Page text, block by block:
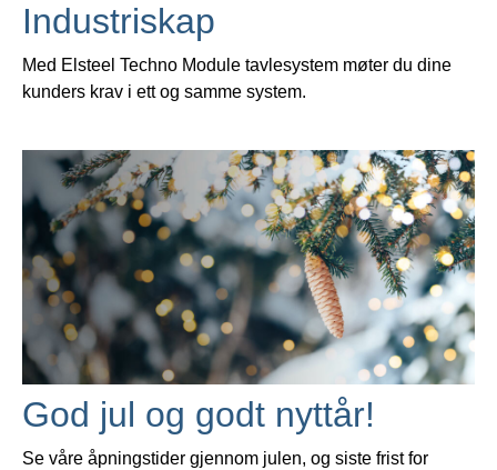
Industriskap
Med Elsteel Techno Module tavlesystem møter du dine
kunders krav i ett og samme system.
God jul og godt nyttår!
Se våre åpningstider gjennom julen, og siste frist for